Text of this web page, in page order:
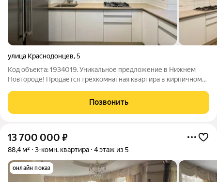
улица Краснодонцев,5
Код объекта: 1934019. Уникальное предложение в Нижнем
Новгороде! Продаётся трёхкомнатная квартира в кирпичном
подойдёт тем, кто ценит комфорт и практичность. Квартира
расположена на втором этаже
Позвонить
13 700 000 ₽
88,4 м² 3-комн. квартира 4 этаж из 5
онлайн показ